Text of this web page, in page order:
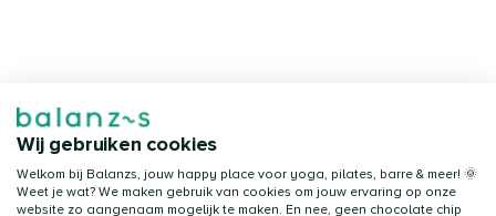
Wij gebruiken cookies
Welkom bij Balanzs, jouw happy place voor yoga, pilates, barre & meer! 🌞
Weet je wat? We maken gebruik van cookies om jouw ervaring op onze
website zo aangenaam mogelijk te maken. En nee, geen chocolate chip